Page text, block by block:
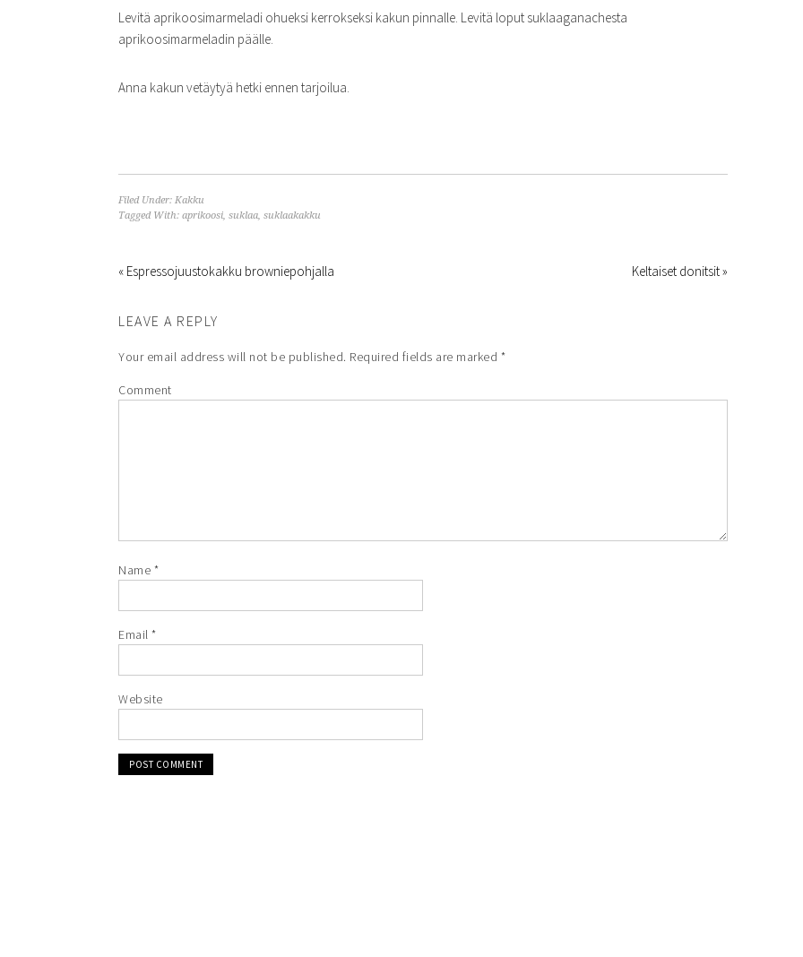
Levitä aprikoosimarmeladi ohueksi kerrokseksi kakun pinnalle. Levitä loput suklaaganachesta
aprikoosimarmeladin päälle.
Anna kakun vetäytyä hetki ennen tarjoilua.
Filed Under: Kakku
Tagged With: aprikoosi, suklaa, suklaakakku
« Espressojuustokakku browniepohjalla Keltaiset donitsit »
LEAVE A REPLY
Your email address will not be published. Required fields are marked *
Comment
Name *
Email *
Website